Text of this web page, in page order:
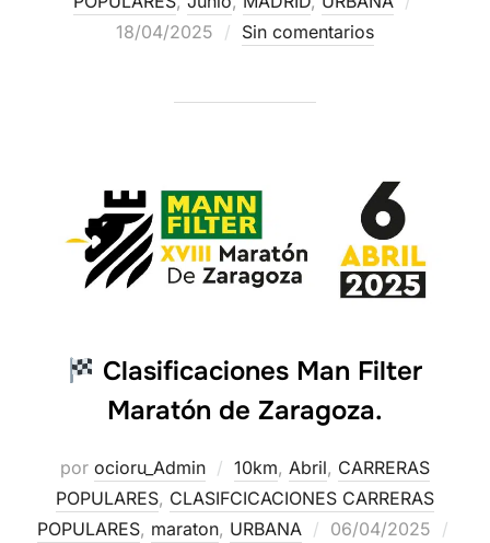
18/04/2025
Sin comentarios
Clasificaciones Man Filter
Maratón de Zaragoza.
por ocioru_Admin 10km, Abril, CARRERAS
POPULARES, CLASIFCICACIONES CARRERAS
POPULARES, maraton, URBANA
06/04/2025